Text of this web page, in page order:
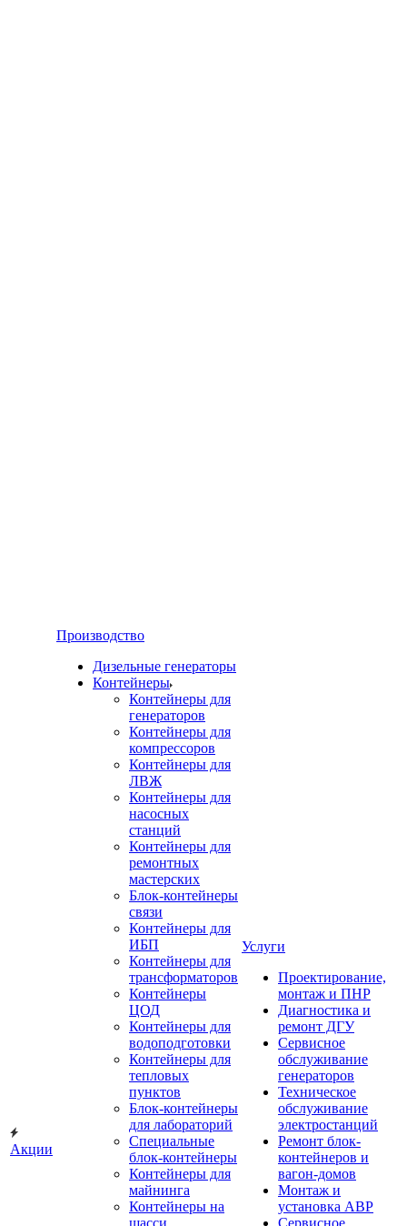
Акции
Производство
Дизельные генераторы
Контейнеры
Контейнеры для
генераторов
Контейнеры для
компрессоров
Контейнеры для
ЛВЖ
Контейнеры для
насосных
станций
Контейнеры для
ремонтных
мастерских
Блок-контейнеры
связи
Контейнеры для
ИБП
Контейнеры для
трансформаторов
Контейнеры
ЦОД
Контейнеры для
водоподготовки
Контейнеры для
тепловых
пунктов
Блок-контейнеры
для лабораторий
Специальные
блок-контейнеры
Контейнеры для
майнинга
Контейнеры на
шасси
Услуги
Проектирование,
монтаж и ПНР
Диагностика и
ремонт ДГУ
Сервисное
обслуживание
генераторов
Техническое
обслуживание
электростанций
Ремонт блок-
контейнеров и
вагон-домов
Монтаж и
установка АВР
Сервисное